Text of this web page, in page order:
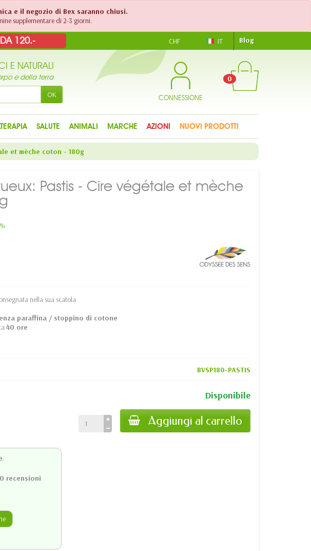
e il negozio di Bex saranno chiusi.
supplementare di 2-3 giorni.
DA 120.- CHF IT Blog
E NATURALI
e della terra
OK CONNESSIONE
0
SALUTE ANIMALI MARCHE AZIONI NUOVI PRODOTTI
et mèche coton - 180g
Pastis - Cire végétale et mèche
nella sua scatola
paraffina / stoppino di cotone
40 ore
BVSP180-PASTIS
Disponibile
Aggiungi al carrello
:
0 recensioni